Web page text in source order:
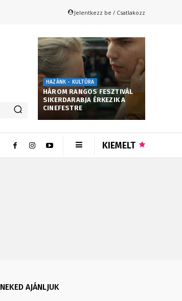
Jelentkezz be / Csatlakozz
HAZÁNK - KULTÚRA
HÁROM RANGOS FESZTIVÁL
SIKERDARABJA ÉRKEZIK A
CINEFESTRE
KIEMELT
NEKED AJÁNLJUK